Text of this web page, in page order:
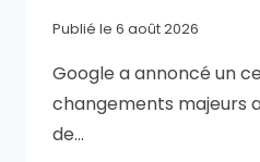
Publié le 6 août 2026
Google a annoncé un
changements majeurs
de…